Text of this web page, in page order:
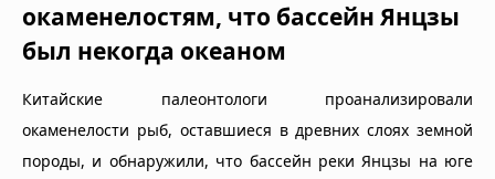
окаменелостям, что бассейн Янцзы
был некогда океаном
Китайские палеонтологи проанализировали
окаменелости рыб, оставшиеся в древних слоях земной
породы, и обнаружили, что бассейн реки Янцзы на юге